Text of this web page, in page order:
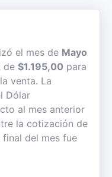
el mes de Mayo
de $1.195,00 para
venta. La
Dólar
al mes anterior
la cotización de
del mes fue